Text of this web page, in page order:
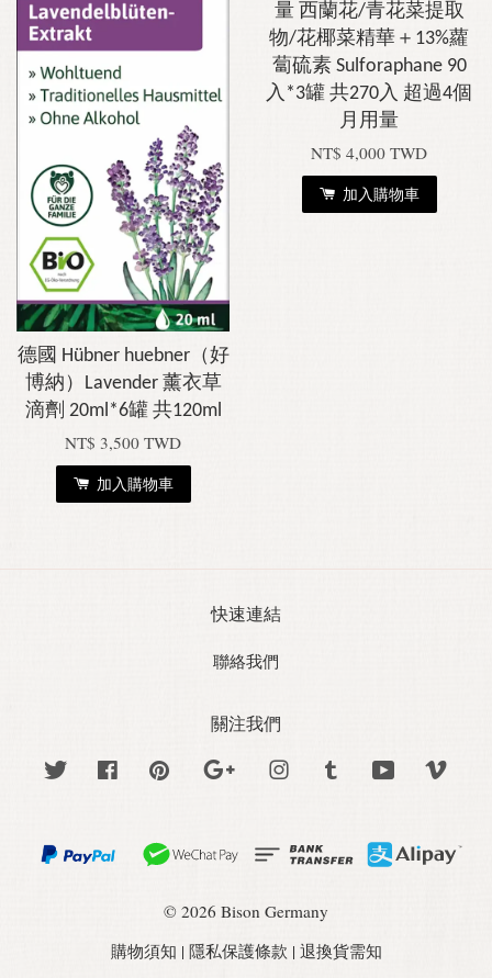
德國 Hübner huebner（好
博納）Lavender 薰衣草
滴劑 20ml*6罐 共120ml
NT$ 3,500 TWD
加入購物車
量 西蘭花/青花菜提取
物/花椰菜精華＋13%蘿
蔔硫素 Sulforaphane 90
入*3罐 共270入 超過4個
月用量
NT$ 4,000 TWD
加入購物車
快速連結
聯絡我們
關注我們
Twitter Facebook Pinterest Google Instagram Tumblr YouTube
© 2026 Bison Germany
購物須知 | 隱私保護條款 | 退換貨需知